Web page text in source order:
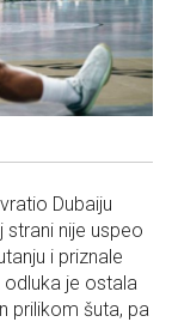
Dubaiju
nije uspeo
i priznale
je ostala
prilikom šuta, pa